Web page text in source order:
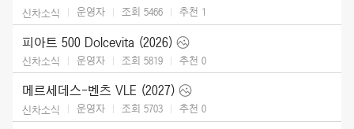
신차소식 운영자 조회 5466 추천 1
피아트 500 Dolcevita (2026)
신차소식 운영자 조회 5819 추천 0
메르세데스-벤츠 VLE (2027)
신차소식 운영자 조회 5703 추천 0